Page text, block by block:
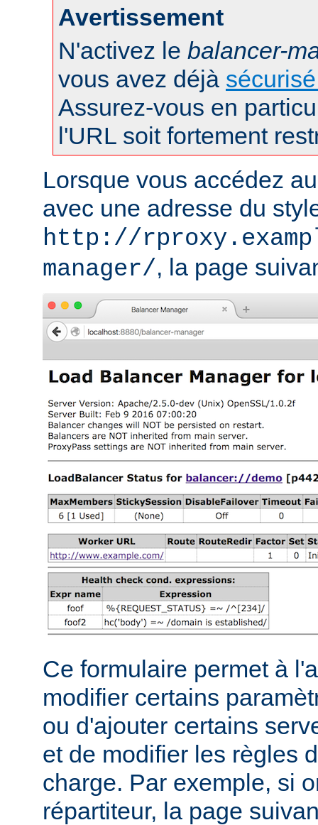
Avertissement
N'activez le balancer-
vous avez déjà
Assurez-vous en
l'URL soit fortement
Lorsque vous accédez
avec une adresse du
http://
manager/, la page
Ce formulaire permet à
modifier certains
ou d'ajouter certains
et de modifier les règles
charge. Par exemple, si
répartiteur, la page